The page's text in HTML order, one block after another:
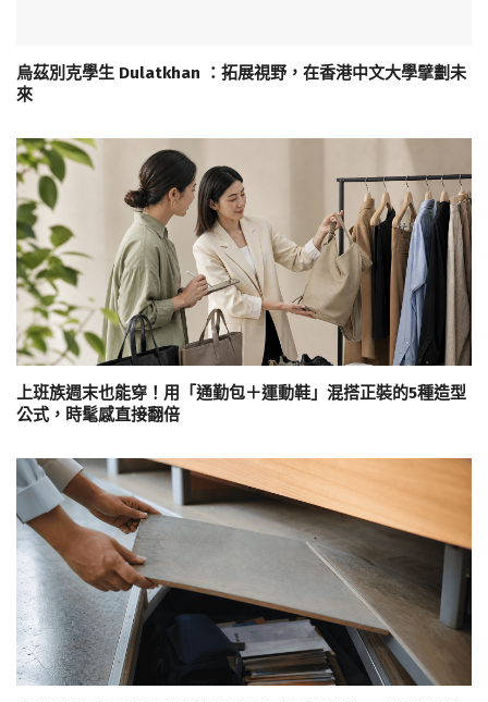
烏茲別克學生 Dulatkhan ：拓展視野，在香港中文大學擘劃未
來
上班族週末也能穿！用「通勤包＋運動鞋」混搭正裝的5種造型
公式，時髦感直接翻倍